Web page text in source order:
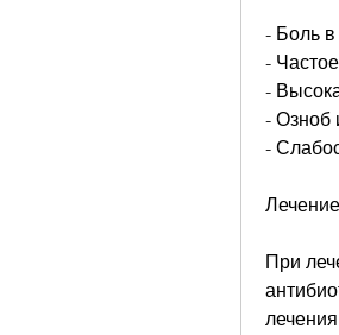
- Боль
-
-
- Озноб
-
При